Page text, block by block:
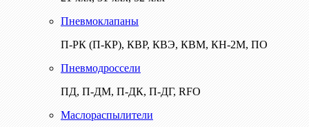
Пневмоклапаны
П-РК (П-КР), КВР, КВЭ, КВМ, КН-2М, ПО
Пневмодроссели
ПД, П-ДМ, П-ДК, П-ДГ, RFO
Маслораспылители